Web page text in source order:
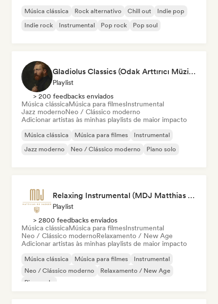
Música clássica Rock alternativo Chill out
Indie pop
Indie rock
Instrumental Pop rock Pop soul
Gladiolus Classics (Odak Arttırıcı Müzikler)
Playlist
> 200 feedbacks enviados
Música clássicaMúsica para filmesInstrumental
Jazz modernoNeo / Clássico moderno
Adicionar artistas às minhas playlists de maior impacto
Música clássica Música para filmes
Instrumental
Jazz moderno
Neo / Clássico moderno Piano solo
Relaxing Instrumental (MDJ Matthias De Jaeger)
Playlist
> 2800 feedbacks enviados
Música clássicaMúsica para filmesInstrumental
Neo / Clássico modernoRelaxamento / New Age
Adicionar artistas às minhas playlists de maior impacto
Música clássica Música para filmes
Instrumental
Neo / Clássico moderno
Relaxamento / New Age
Piano solo